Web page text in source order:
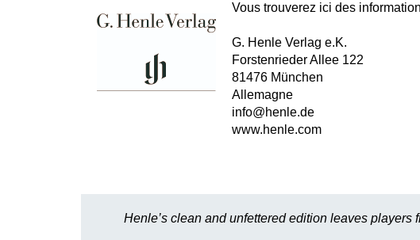
Vous trouverez ici des
G. Henle Verlag e.K.
Forstenrieder Allee 122
81476 München
Allemagne
info@henle.de
www.henle.com
Henle’s clean and unfettered edition leaves